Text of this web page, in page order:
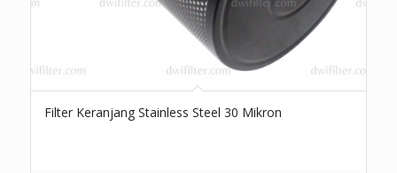
Filter Keranjang Stainless Steel 30 Mikron